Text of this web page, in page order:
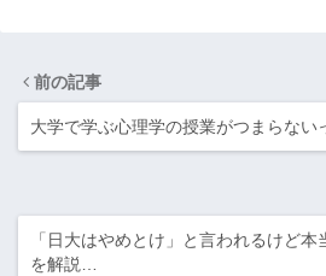
前の記事
大学で学ぶ心理学の授業がつまらない
「日大はやめとけ」と言われるけど
を解説…